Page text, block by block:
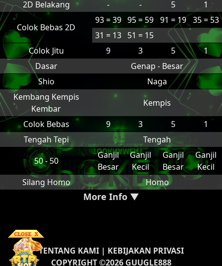
2D Belakang
- - 5 1
Colok Bebas 2D
93 = 39 95 = 59 91 = 19
35 = 53
31 = 13 51 = 15
Colok Jitu
9 3 5
1
Dasar
Genap - Besar
Shio
Naga
Kembang Kempis
Kembar
Kempis
Colok Bebas
9 3 5
1
Tengah Tepi
Tengah
50 - 50
Ganjil
Besar
Ganjil
Kecil
Ganjil
Besar
Ganjil
Kecil
Silang Homo
Homo
More Info ▼
TENTANG KAMI| KEBIJAKAN PRIVASI
COPYRIGHT ©2026 GUUGLE888